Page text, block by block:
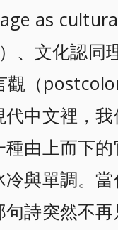
as
、文化認
觀（
中文裡，
由上而下
與單調。
詩突然不